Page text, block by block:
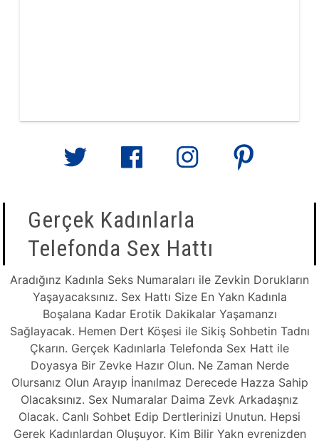
Gerçek Kadınlarla
Telefonda Sex Hattı
Aradığınz Kadınla Seks Numaraları ile Zevkin Dorukların
Yaşayacaksınız. Sex Hattı Size En Yakn Kadınla
Boşalana Kadar Erotik Dakikalar Yaşamanzı
Sağlayacak. Hemen Dert Köşesi ile Sikiş Sohbetin Tadnı
Çkarın. Gerçek Kadınlarla Telefonda Sex Hatt ile
Doyasya Bir Zevke Hazır Olun. Ne Zaman Nerde
Olursanız Olun Arayıp İnanılmaz Derecede Hazza Sahip
Olacaksınız. Sex Numaralar Daima Zevk Arkadaşnız
Olacak. Canlı Sohbet Edip Dertlerinizi Unutun. Hepsi
Gerek Kadınlardan Oluşuyor. Kim Bilir Yakn evrenizden